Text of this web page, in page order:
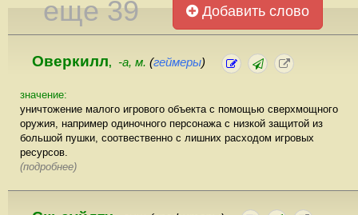
еще 39 Добавить слово
Оверкилл, -а, м. (геймеры)
значение:
уничтожение малого игрового объекта с помощью сверхмощного
оружия, например одиночного персонажа с низкой защитой из
большой пушки, соотвественно с лишних расходом игровых
ресурсов.
(подробнее)